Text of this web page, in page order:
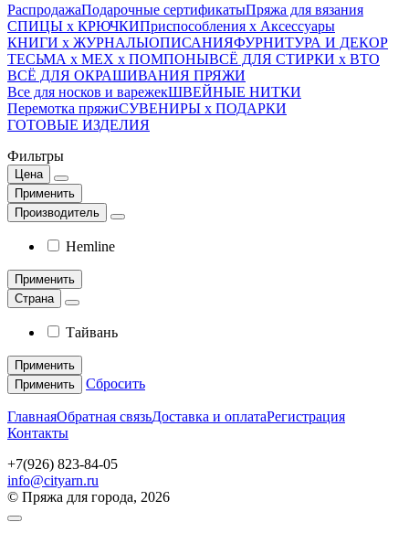
РаспродажаПодарочные сертификатыПряжа для вязания
СПИЦЫ х КРЮЧКИПриспособления х Аксессуары
КНИГИ х ЖУРНАЛЫОПИСАНИЯФУРНИТУРА И ДЕКОР
ТЕСЬМА х МЕХ х ПОМПОНЫВСЁ ДЛЯ СТИРКИ х ВТО
ВСЁ ДЛЯ ОКРАШИВАНИЯ ПРЯЖИ
Все для носков и варежекШВЕЙНЫЕ НИТКИ
Перемотка пряжиСУВЕНИРЫ х ПОДАРКИ
ГОТОВЫЕ ИЗДЕЛИЯ
Фильтры
Цена
Применить
Производитель
Hemline
Применить
Страна
Тайвань
Применить
Применить
Сбросить
ГлавнаяОбратная связьДоставка и оплатаРегистрация
Контакты
+7(926) 823-84-05
info@cityarn.ru
© Пряжа для города, 2026